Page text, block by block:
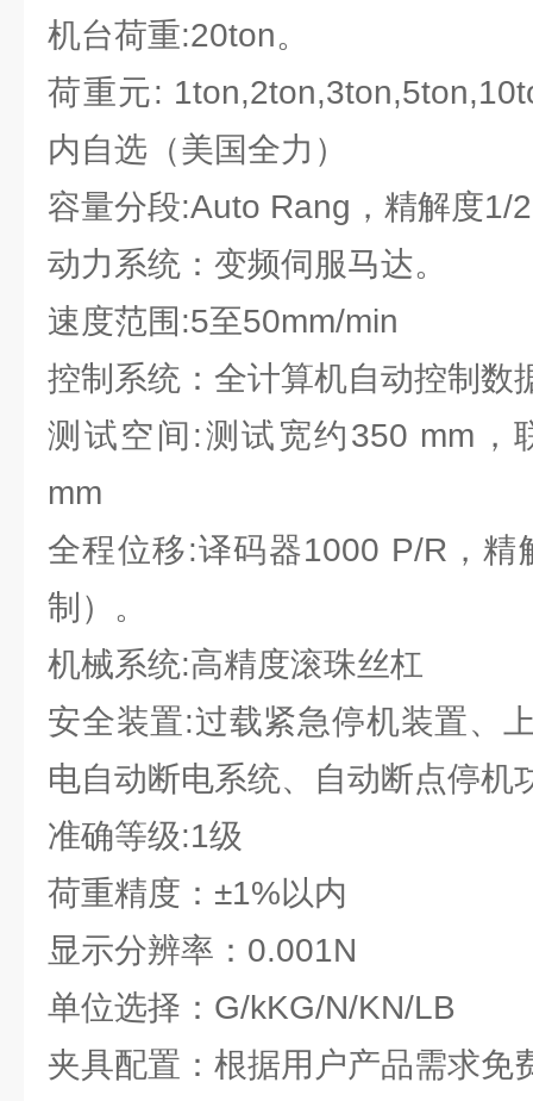
机台荷重:20ton。
荷重元:
内自选（美国全力）
容量分段:Auto Rang，精解度1/
动力系统：变频伺服马达。
速度范围:5至50mm/min
控制系统：全计算机自动控制数
测试空间:测试宽约350 mm，
mm
全程位移:译码器1000 P/R，精
制）。
机械系统:高精度滚珠丝杠
安全装置:过载紧急停机装置、
电自动断电系统、自动断点停机
准确等级:1级
荷重精度：±1%以内
显示分辨率：0.001N
单位选择：G/kKG/N/KN/LB
夹具配置：根据用户产品需求免